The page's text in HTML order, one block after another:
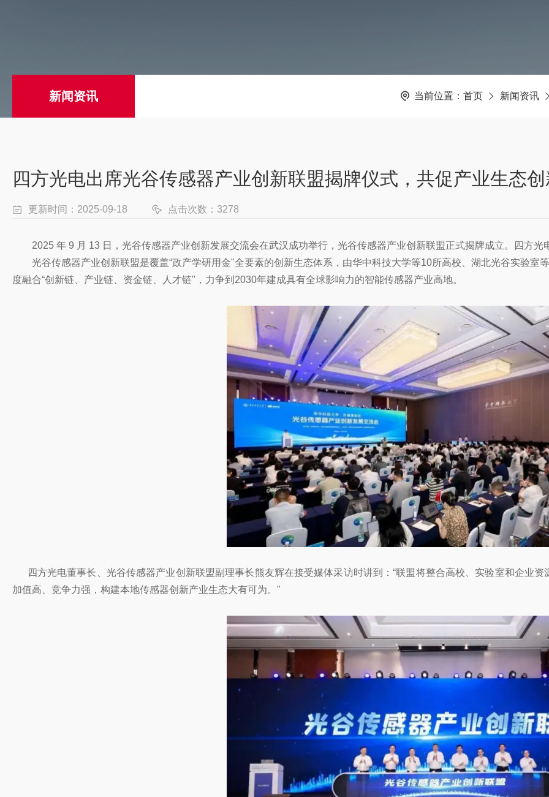
新闻资讯 当前位置： 首页 新闻资讯
四方光电出席光谷传感器产业创新联盟揭牌仪式，共促产业生态
更新时间：2025-09-18 点击次数：3278
2025 年 9 月 13 日，光谷传感器产业创新发展交流会在武汉成功举行，光谷传感器产业创新联盟正式揭牌成立。四方
光谷传感器产业创新联盟是覆盖“政产学研用金"全要素的创新生态体系，由华中科技大学等10所高校、湖北光谷实验
度融合“创新链、产业链、资金链、人才链"，力争到2030年建成具有全球影响力的智能传感器产业高地。
四方光电董事长、光谷传感器产业创新联盟副理事长熊友辉在接受媒体采访时讲到：“联盟将整合高校、实验室和企业
加值高、竞争力强，构建本地传感器创新产业生态大有可为。"